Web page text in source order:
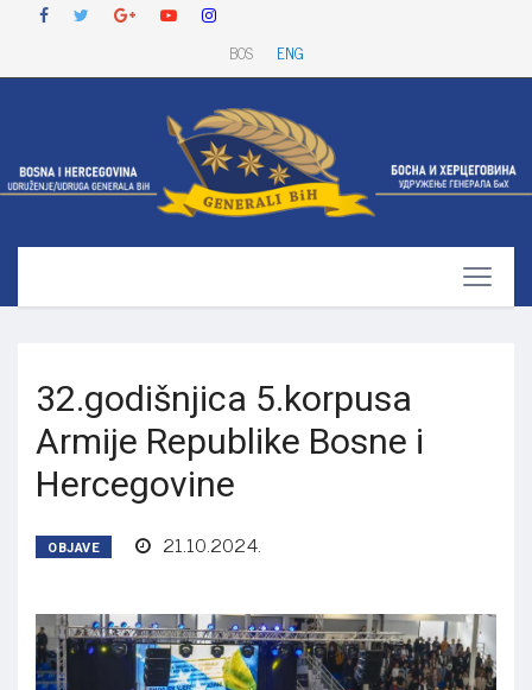
BOS ENG
32.godišnjica 5.korpusa
Armije Republike Bosne i
Hercegovine
OBJAVE 21.10.2024.